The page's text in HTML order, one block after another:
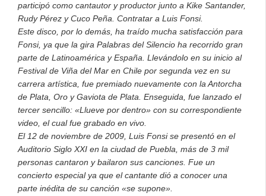
participó como cantautor y productor junto a Kike Santander,
Rudy Pérez y Cuco Peña. Contratar a Luis Fonsi.
Este disco, por lo demás, ha traído mucha satisfacción para
Fonsi, ya que la gira Palabras del Silencio ha recorrido gran
parte de Latinoamérica y España. Llevándolo en su inicio al
Festival de Viña del Mar en Chile por segunda vez en su
carrera artística, fue premiado nuevamente con la Antorcha
de Plata, Oro y Gaviota de Plata. Enseguida, fue lanzado el
tercer sencillo: «Llueve por dentro» con su correspondiente
video, el cual fue grabado en vivo.
El 12 de noviembre de 2009, Luis Fonsi se presentó en el
Auditorio Siglo XXI en la ciudad de Puebla, más de 3 mil
personas cantaron y bailaron sus canciones. Fue un
concierto especial ya que el cantante dió a conocer una
parte inédita de su canción «se supone».